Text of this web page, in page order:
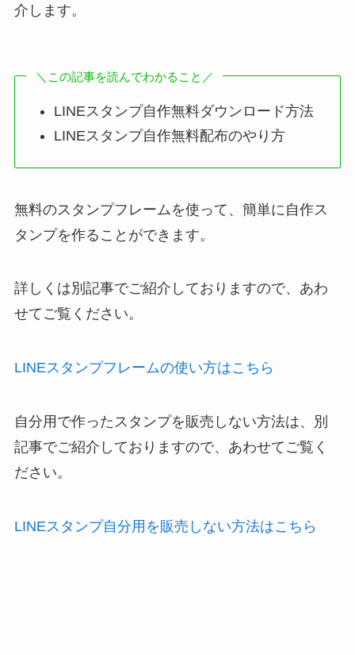
介します。
＼この記事を読んでわかること／
LINEスタンプ自作無料ダウンロード方法
LINEスタンプ自作無料配布のやり方
無料のスタンプフレームを使って、簡単に自作ス
タンプを作ることができます。
詳しくは別記事でご紹介しておりますので、あわ
せてご覧ください。
LINEスタンプフレームの使い方はこちら
自分用で作ったスタンプを販売しない方法は、別
記事でご紹介しておりますので、あわせてご覧く
ださい。
LINEスタンプ自分用を販売しない方法はこちら